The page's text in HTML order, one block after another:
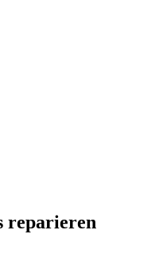
reparieren